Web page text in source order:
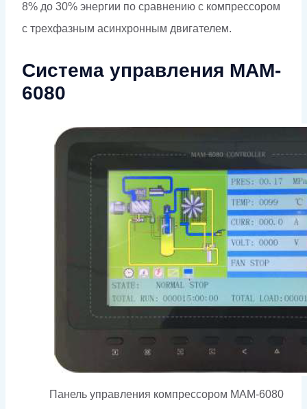
8% до 30% энергии по сравнению с компрессором
с трехфазным асинхронным двигателем.
Система управления MAM-
6080
Панель управления компрессором MAM-6080